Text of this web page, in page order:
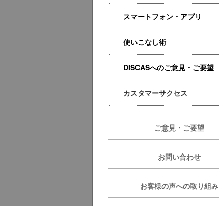
スマートフォン・アプリ
使いこなし術
DISCASへのご意見・ご要望
カスタマーサクセス
ご意見・ご要望
お問い合わせ
お客様の声への取り組み